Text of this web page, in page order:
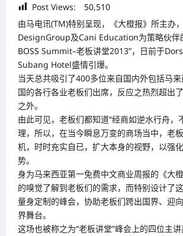
Post Views:
50,510
由马电讯(TM)特别呈现，《大橙报》所主办
DesignGroup及Cani Education为策略伙伴
BOSS Summit–老板讲堂2013”，日前于
Subang Hotel盛情引爆。
当天总共吸引了400多位来自国内外包括马
国的各行各业老板们出席，反应之热烈超出
之外。
由此可见，老板们都知道“经商如逆水行舟，
理，所以，在当今瞬息万变的商场当中，老
机，时时充实自已，扩大本身的视野，以强
势。
身为马来西亚第一免费中文商业周报的《大
的嗅觉了解到老板们的需求，而特别设计了
量身定制的峰会，协助老板们跨出国界、迎
界舞台。
这场也被称之为“老板讲堂”峰会上的四位主